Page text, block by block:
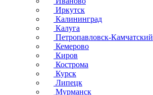
Иркутск
Калининград
Калуга
Петропавловск-Камчатский
Кемерово
Киров
Кострома
Курск
Липецк
Мурманск